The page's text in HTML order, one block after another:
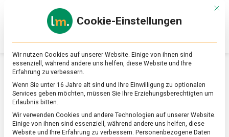
Online-
Magazin
zu
&
Ernährung
SCHLAGWORT:FÖRDERPREIS
Mit
Cookie-Einstellungen
Wir nutzen Cookies auf unserer Website. Einige von ihnen sind
essenziell, während andere uns helfen, diese Website und Ihre
Erfahrung zu verbessern.
Wenn Sie unter 16 Jahre alt sind und Ihre Einwilligung zu optionalen
Services geben möchten, müssen Sie Ihre Erziehungsberechtigten um
Erlaubnis bitten.
Wir verwenden Cookies und andere Technologien auf unserer Website.
Einige von ihnen sind essenziell, während andere uns helfen, diese
Website und Ihre Erfahrung zu verbessern. Personenbezogene Daten